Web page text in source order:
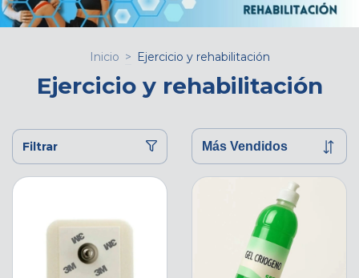
Inicio > Ejercicio y rehabilitación
Ejercicio y rehabilitación
Filtrar